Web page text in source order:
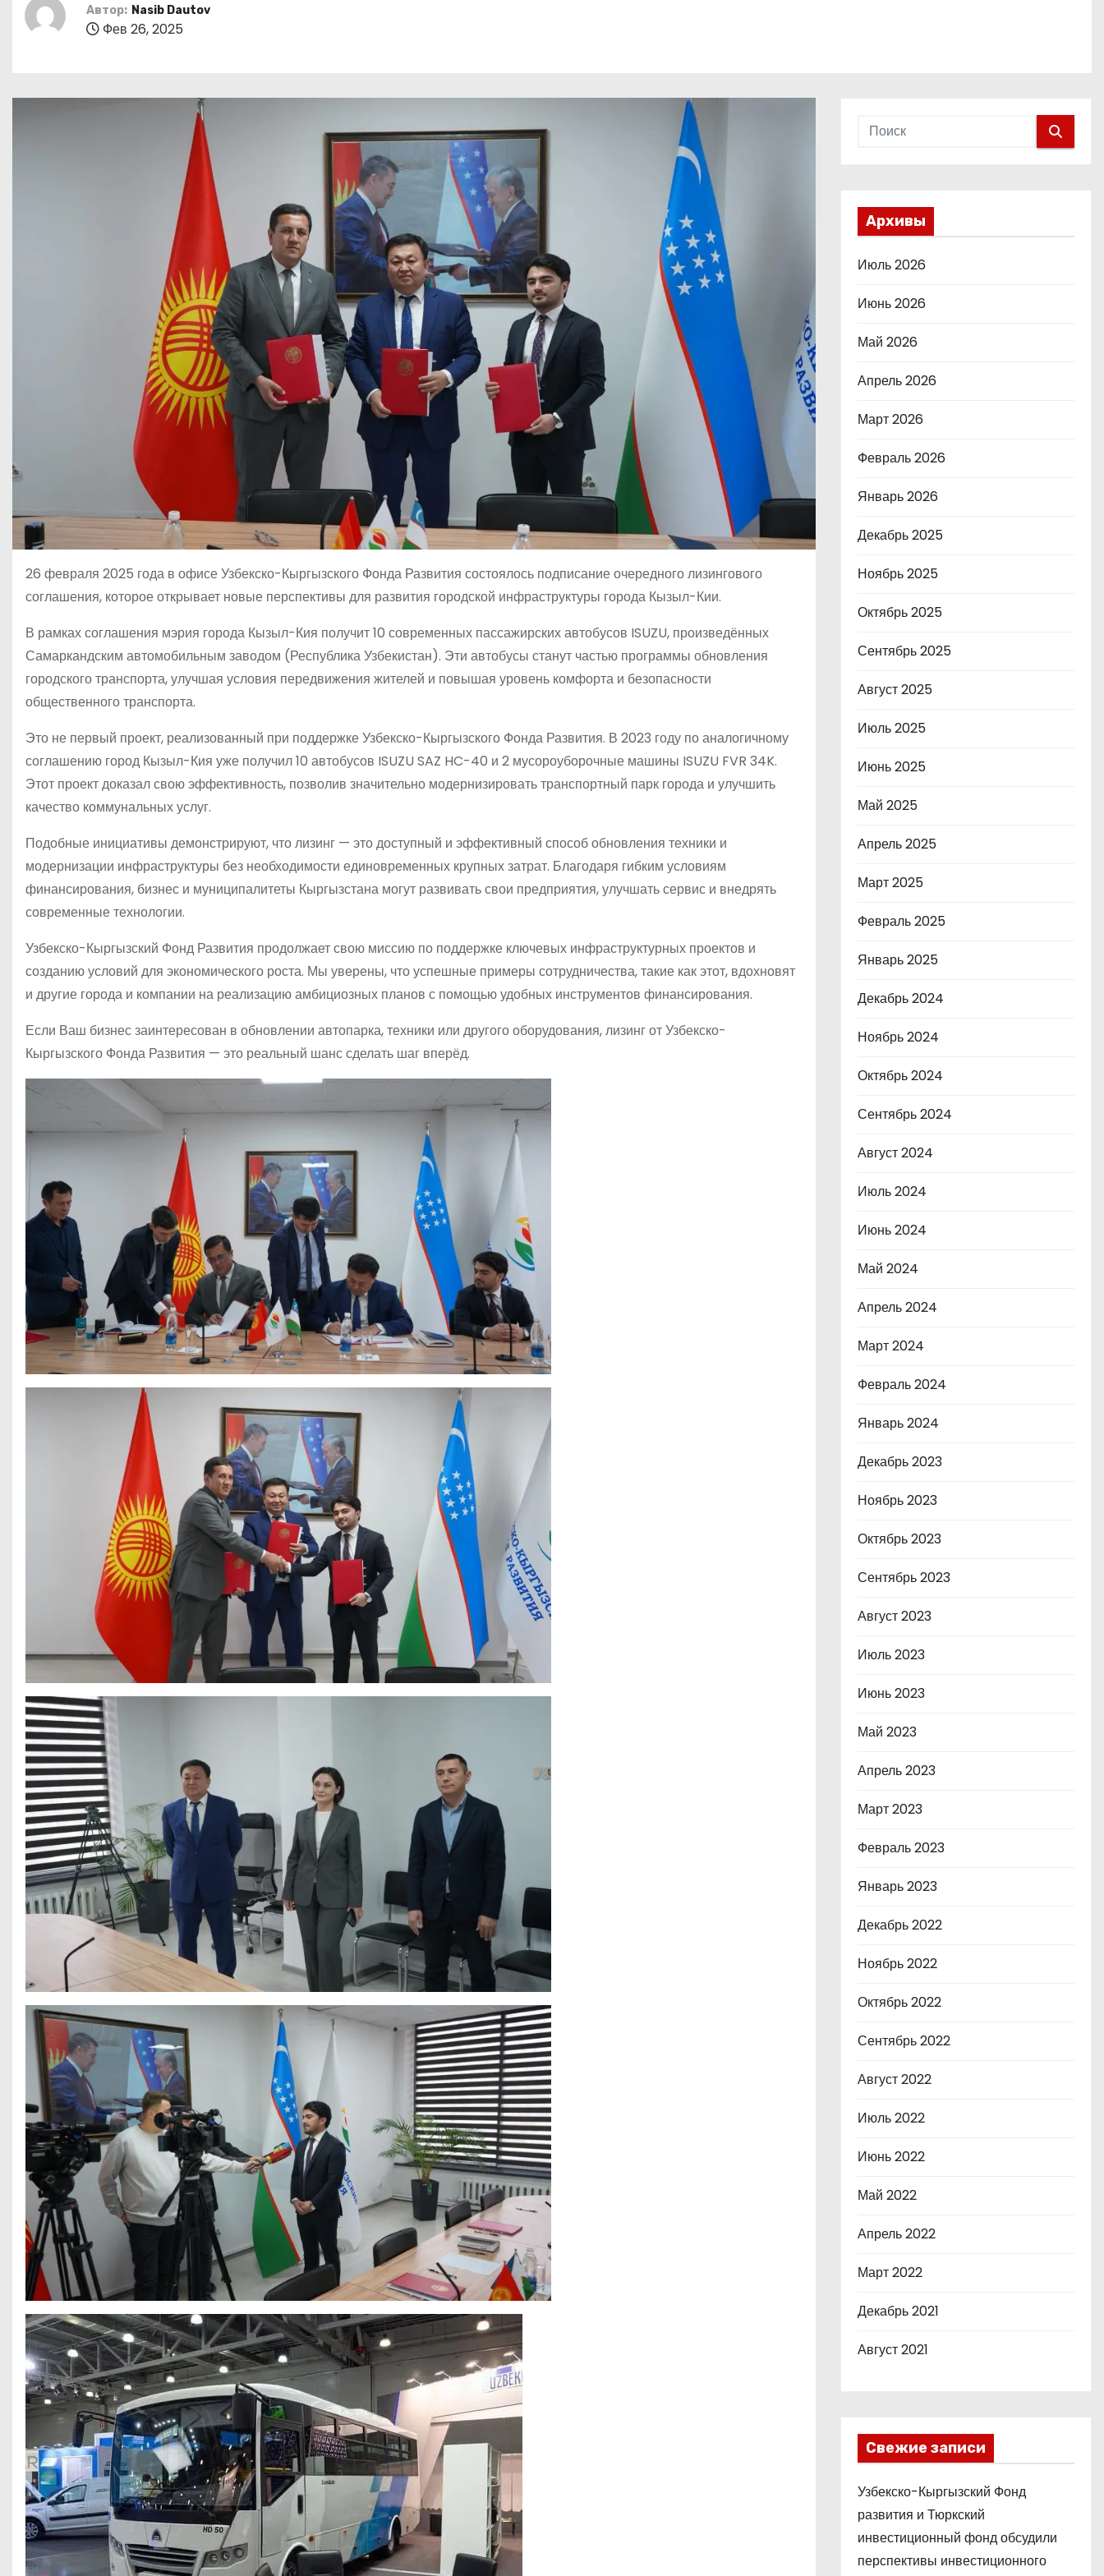
Автор: Nasib Dautov
Фев 26, 2025
26 февраля 2025 года в офисе Узбекско-Кыргызского Фонда Развития состоялось подписание очередного лизингового
соглашения, которое открывает новые перспективы для развития городской инфраструктуры города Кызыл-Кии.
В рамках соглашения мэрия города Кызыл-Кия получит 10 современных пассажирских автобусов ISUZU, произведённых
Самаркандским автомобильным заводом (Республика Узбекистан). Эти автобусы станут частью программы обновления
городского транспорта, улучшая условия передвижения жителей и повышая уровень комфорта и безопасности
общественного транспорта.
Это не первый проект, реализованный при поддержке Узбекско-Кыргызского Фонда Развития. В 2023 году по аналогичному
соглашению город Кызыл-Кия уже получил 10 автобусов ISUZU SAZ HC-40 и 2 мусороуборочные машины ISUZU FVR 34K.
Этот проект доказал свою эффективность, позволив значительно модернизировать транспортный парк города и улучшить
качество коммунальных услуг.
Подобные инициативы демонстрируют, что лизинг — это доступный и эффективный способ обновления техники и
модернизации инфраструктуры без необходимости единовременных крупных затрат. Благодаря гибким условиям
финансирования, бизнес и муниципалитеты Кыргызстана могут развивать свои предприятия, улучшать сервис и внедрять
современные технологии.
Узбекско-Кыргызский Фонд Развития продолжает свою миссию по поддержке ключевых инфраструктурных проектов и
созданию условий для экономического роста. Мы уверены, что успешные примеры сотрудничества, такие как этот, вдохновят
и другие города и компании на реализацию амбициозных планов с помощью удобных инструментов финансирования.
Если Ваш бизнес заинтересован в обновлении автопарка, техники или другого оборудования, лизинг от Узбекско-
Кыргызского Фонда Развития — это реальный шанс сделать шаг вперёд.
Архивы
Июль 2026
Июнь 2026
Май 2026
Апрель 2026
Март 2026
Февраль 2026
Январь 2026
Декабрь 2025
Ноябрь 2025
Октябрь 2025
Сентябрь 2025
Август 2025
Июль 2025
Июнь 2025
Май 2025
Апрель 2025
Март 2025
Февраль 2025
Январь 2025
Декабрь 2024
Ноябрь 2024
Октябрь 2024
Сентябрь 2024
Август 2024
Июль 2024
Июнь 2024
Май 2024
Апрель 2024
Март 2024
Февраль 2024
Январь 2024
Декабрь 2023
Ноябрь 2023
Октябрь 2023
Сентябрь 2023
Август 2023
Июль 2023
Июнь 2023
Май 2023
Апрель 2023
Март 2023
Февраль 2023
Январь 2023
Декабрь 2022
Ноябрь 2022
Октябрь 2022
Сентябрь 2022
Август 2022
Июль 2022
Июнь 2022
Май 2022
Апрель 2022
Март 2022
Декабрь 2021
Август 2021
Свежие записи
Узбекско-Кыргызский Фонд
развития и Тюркский
инвестиционный фонд обсудили
перспективы инвестиционного